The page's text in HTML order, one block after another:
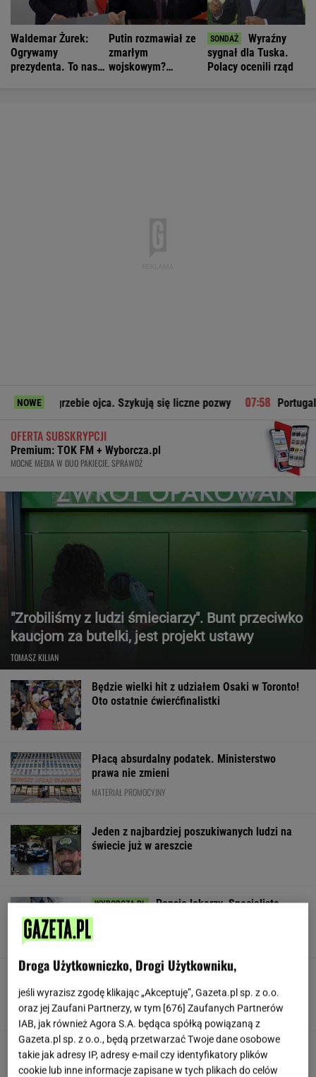
Waldemar Żurek:
Ogrywamy
prezydenta. To nasz
Putin rozmawiał ze
zmarłym
wojskowym?
Wyraźny
sygnał dla Tuska.
Polacy ocenili rząd
NOWEojca. Szykują się liczne pozwy Portugalskie media
OFERTA SUBSKRYPCJI
Premium: TOK FM + Wyborcza.pl
MOCNE MEDIA W DUO PAKIECIE. SPRAWDŹ
"Zrobiliśmy z ludzi śmieciarzy". Bunt przeciwko
kaucjom za butelki, jest projekt ustawy
TOMASZ KILIAN
Będzie wielki hit z udziałem Osaki w Toronto!
Oto ostatnie ćwierćfinalistki
Płacą absurdalny podatek. Ministerstwo
prawa nie zmieni
MATERIAŁ PROMOCYJNY
Jeden z najbardziej poszukiwanych ludzi na
świecie już w areszcie
Pensje lekarzy. Specjalista
hematolog dostał podwyżkę, ale zarabia mniej
Zmysłowa choreografia Lesar i
Zillmann. Zaprezentowały ją podczas ślubu
Stachursky pojawił się na scenie "Lata z
Radiem" i zszokował widzów. "Kto to jest?"
Droga Użytkowniczko, Drogi Użytkowniku,
jeśli wyrazisz zgodę klikając „Akceptuję”, Gazeta.pl sp. z o.o.
oraz jej Zaufani Partnerzy, w tym [676] Zaufanych Partnerów
IAB, jak również Agora S.A. będąca spółką powiązaną z
Gazeta.pl sp. z o.o., będą przetwarzać Twoje dane osobowe
takie jak adresy IP, adresy e-mail czy identyfikatory plików
cookie lub inne informacje zapisane w tych plikach do celów